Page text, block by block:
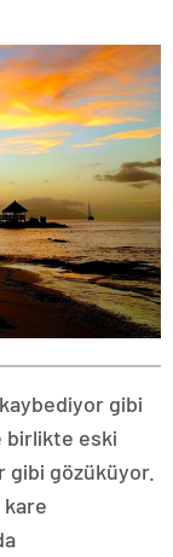
gibi
birlikte eski
gibi gözüküyor.
kare